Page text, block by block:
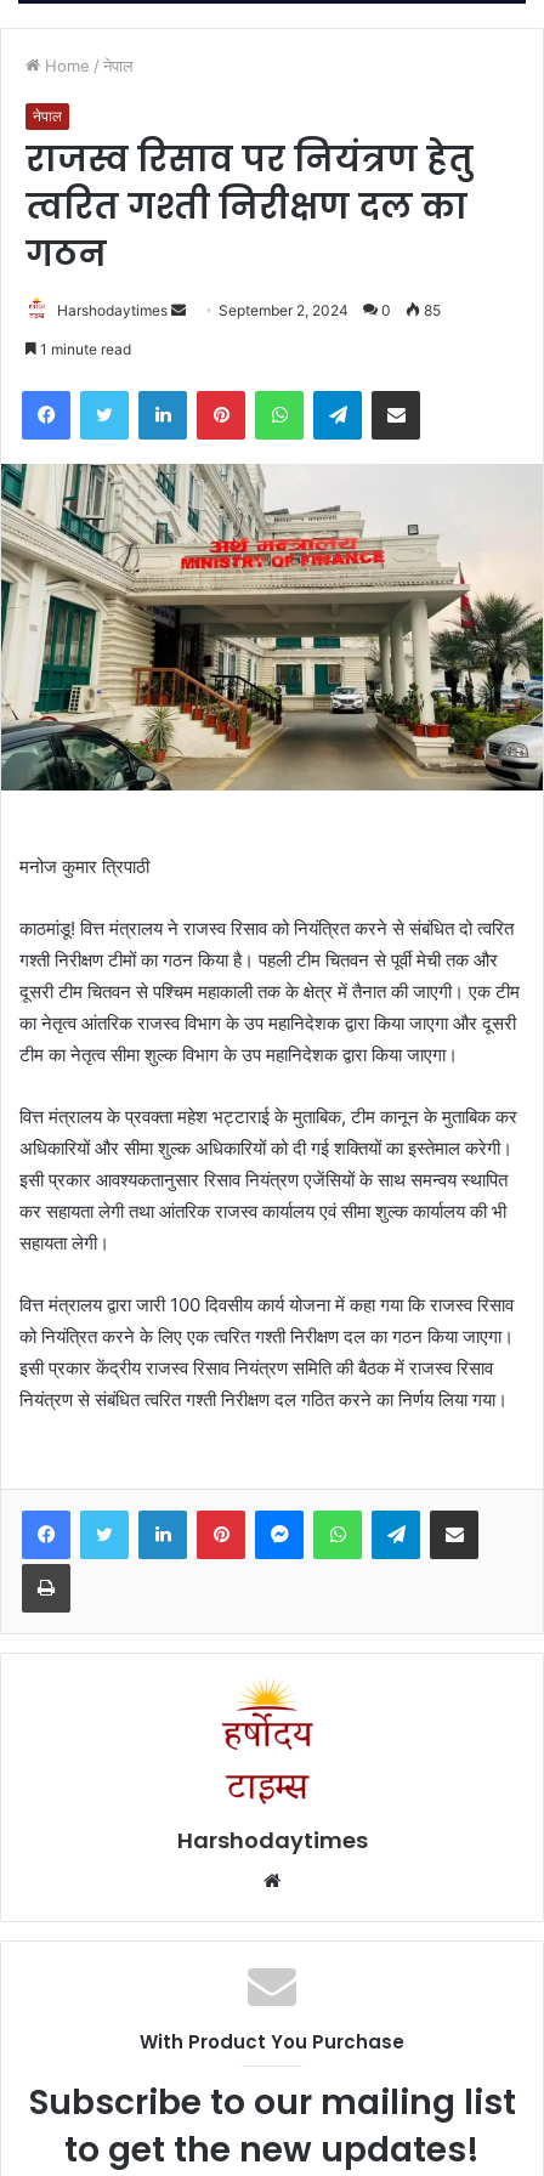
Home / नेपाल
नेपाल
राजस्व रिसाव पर नियंत्रण हेतु
त्वरित गश्ती निरीक्षण दल का
गठन
Harshodaytimes
SendSeptember 2, 2024 0 85
1 minute read
FacebookTwitter LinkedInPinterestWhatsAppTelegramShare via Email
मनोज कुमार त्रिपाठी
काठमांडू! वित्त मंत्रालय ने राजस्व रिसाव को नियंत्रित करने से संबंधित दो त्वरित
गश्ती निरीक्षण टीमों का गठन किया है। पहली टीम चितवन से पूर्वी मेची तक और
दूसरी टीम चितवन से पश्चिम महाकाली तक के क्षेत्र में तैनात की जाएगी। एक टीम
का नेतृत्व आंतरिक राजस्व विभाग के उप महानिदेशक द्वारा किया जाएगा और दूसरी
टीम का नेतृत्व सीमा शुल्क विभाग के उप महानिदेशक द्वारा किया जाएगा।
वित्त मंत्रालय के प्रवक्ता महेश भट्टाराई के मुताबिक, टीम कानून के मुताबिक कर
अधिकारियों और सीमा शुल्क अधिकारियों को दी गई शक्तियों का इस्तेमाल करेगी।
इसी प्रकार आवश्यकतानुसार रिसाव नियंत्रण एजेंसियों के साथ समन्वय स्थापित
कर सहायता लेगी तथा आंतरिक राजस्व कार्यालय एवं सीमा शुल्क कार्यालय की भी
सहायता लेगी।
वित्त मंत्रालय द्वारा जारी 100 दिवसीय कार्य योजना में कहा गया कि राजस्व रिसाव
को नियंत्रित करने के लिए एक त्वरित गश्ती निरीक्षण दल का गठन किया जाएगा।
इसी प्रकार केंद्रीय राजस्व रिसाव नियंत्रण समिति की बैठक में राजस्व रिसाव
नियंत्रण से संबंधित त्वरित गश्ती निरीक्षण दल गठित करने का निर्णय लिया गया।
FacebookTwitter LinkedInPinterestMessengerWhatsAppTelegramShare via Email
Print
Harshodaytimes
Website
With Product You Purchase
Subscribe to our mailing list
to get the new updates!